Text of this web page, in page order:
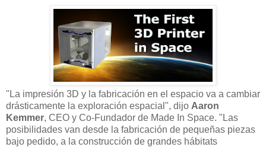
"La impresión 3D y la fabricación en el espacio va a cambiar
drásticamente la exploración espacial", dijo Aaron
Kemmer, CEO y Co-Fundador de Made In Space. "Las
posibilidades van desde la fabricación de pequeñas piezas
bajo pedido, a la construcción de grandes hábitats